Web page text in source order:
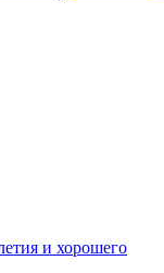
и хорошего